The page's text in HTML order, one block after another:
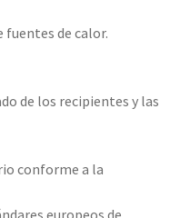
de calor.
de los recipientes y las
conforme a la